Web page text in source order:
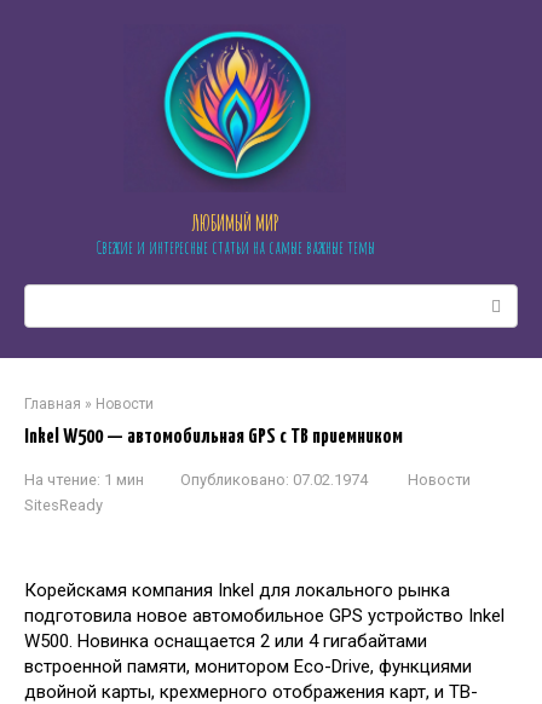
ЛЮБИМЫЙ МИР
Свежие и интересные статьи на самые важные темы
Главная » Новости
Inkel W500 — автомобильная GPS с ТВ приемником
На чтение: 1 мин Опубликовано: 07.02.1974
Новости
SitesReady
Корейскамя компания Inkel для локального рынка
подготовила новое автомобильное GPS устройство Inkel
W500. Новинка оснащается 2 или 4 гигабайтами
встроенной памяти, монитором Eco-Drive, функциями
двойной карты, крехмерного отображения карт, и ТВ-